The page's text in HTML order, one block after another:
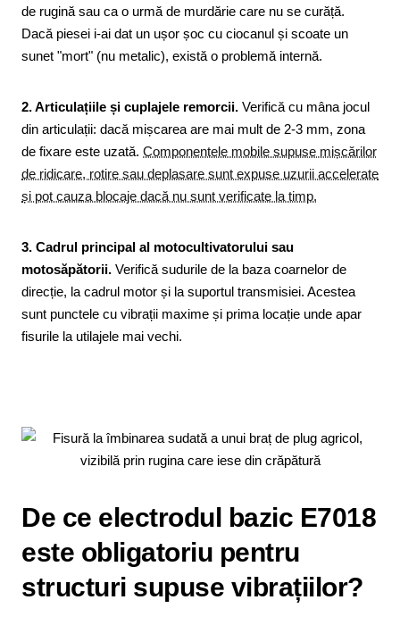
de rugină sau ca o urmă de murdărie care nu se curăță.
Dacă piesei i-ai dat un ușor șoc cu ciocanul și scoate un
sunet "mort" (nu metalic), există o problemă internă.
2. Articulațiile și cuplajele remorcii. Verifică cu mâna jocul
din articulații: dacă mișcarea are mai mult de 2-3 mm, zona
de fixare este uzată. Componentele mobile supuse mișcărilor
de ridicare, rotire sau deplasare sunt expuse uzurii accelerate
și pot cauza blocaje dacă nu sunt verificate la timp.
3. Cadrul principal al motocultivatorului sau
motosăpătorii. Verifică sudurile de la baza coarnelor de
direcție, la cadrul motor și la suportul transmisiei. Acestea
sunt punctele cu vibrații maxime și prima locație unde apar
fisurile la utilajele mai vechi.
De ce electrodul bazic E7018
este obligatoriu pentru
structuri supuse vibrațiilor?